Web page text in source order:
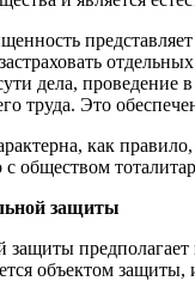
дела, проведение
труда. Это
как
обществом
защиты
объектом